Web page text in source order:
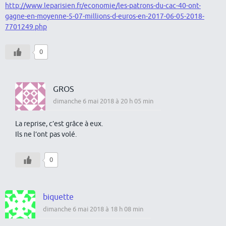
http://www.leparisien.fr/economie/les-patrons-du-cac-40-ont-
gagne-en-moyenne-5-07-millions-d-euros-en-2017-06-05-2018-
7701249.php
0
GROS
dimanche 6 mai 2018 à 20 h 05 min
La reprise, c’est grâce à eux.
Ils ne l’ont pas volé.
0
biquette
dimanche 6 mai 2018 à 18 h 08 min